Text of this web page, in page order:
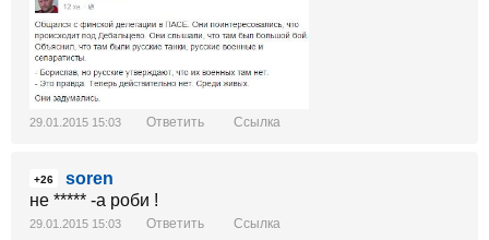
29.01.2015 15:03 Ответить Ссылка
+26
soren
не ***** -а роби !
29.01.2015 15:03 Ответить Ссылка